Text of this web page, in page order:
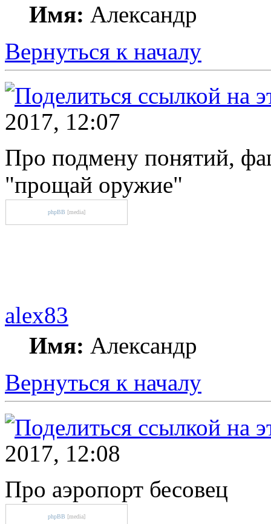
Имя: Александр
Вернуться к началу
2017, 12:07
Про подмену понятий,
"прощай оружие"
phpBB [media]
alex83
Имя: Александр
Вернуться к началу
2017, 12:08
Про аэропорт бесовец
phpBB [media]